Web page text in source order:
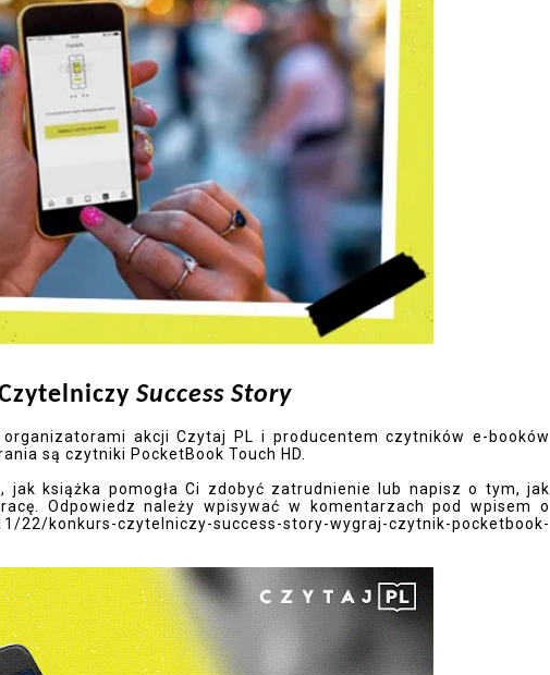
Success Story
akcji Czytaj PL i producentem czytników e-booków
są czytniki PocketBook Touch HD.
książka pomogła Ci zdobyć zatrudnienie lub napisz o tym, jak
Odpowiedz należy wpisywać w komentarzach pod wpisem o
22/konkurs-czytelniczy-success-story-wygraj-czytnik-pocketbook-